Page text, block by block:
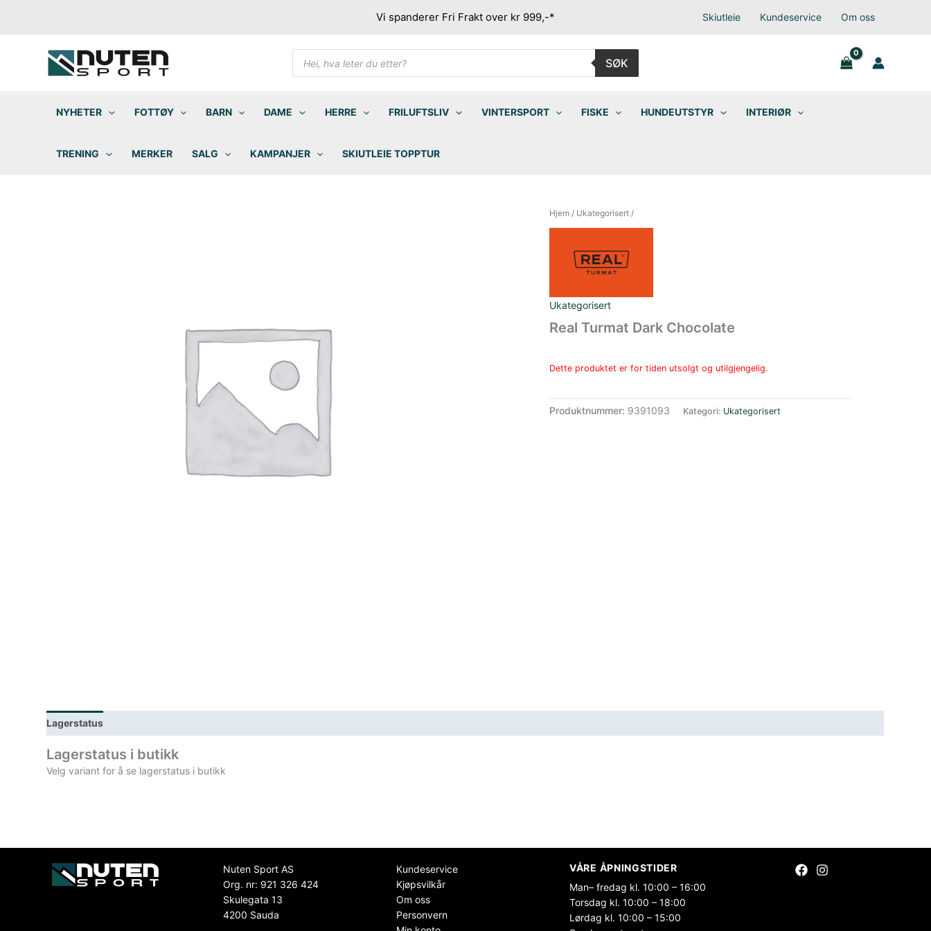
Vi spanderer Fri Frakt over kr 999,-* Skiutleie Kundeservice Om oss
Products
search
SØK
NYHETER FOTTØY BARN DAME HERRE FRILUFTSLIV VINTERSPORT FISKE HUNDEUTSTYR INTERIØR
TRENING MERKER SALG KAMPANJER SKIUTLEIE TOPPTUR
Hjem/ Ukategorisert/
Ukategorisert
Real Turmat Dark Chocolate
Dette produktet er for tiden utsolgt og utilgjengelig.
Produktnummer: 9391093 Kategori: Ukategorisert
Lagerstatus
Lagerstatus i butikk
Velg variant for å se lagerstatus i butikk
Nuten Sport AS
Org. nr: 921 326 424
Skulegata 13
4200 Sauda
Kundeservice
Kjøpsvilkår
Om oss
Personvern
VÅRE ÅPNINGSTIDER
Man– fredag kl. 10:00 – 16:00
Torsdag kl. 10:00 – 18:00
Lørdag kl. 10:00 – 15:00